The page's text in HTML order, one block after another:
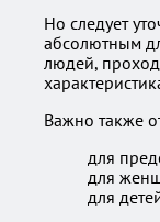
Но следует
абсолютным
людей,
Важно также
для
для
для